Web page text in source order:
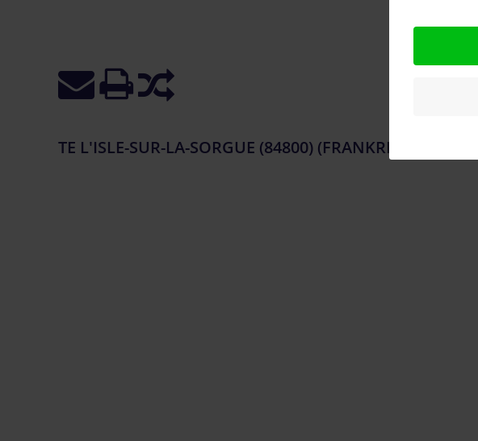
TE L'ISLE-SUR-LA-SORGUE (84800) (FRANKRIJK)